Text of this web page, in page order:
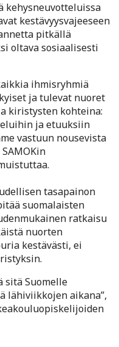
kehysneuvotteluissa
kestävyysvajeeseen
pitkällä
oltava sosiaalisesti
ihmisryhmiä
ja tulevat nuoret
kiristysten kohteina:
ja etuuksiin
vastuun nousevista
tasapainon
suomalaisten
ratkaisu
nuorten
kestävästi, ei
sitä Suomelle
lähiviikkojen aikana”,